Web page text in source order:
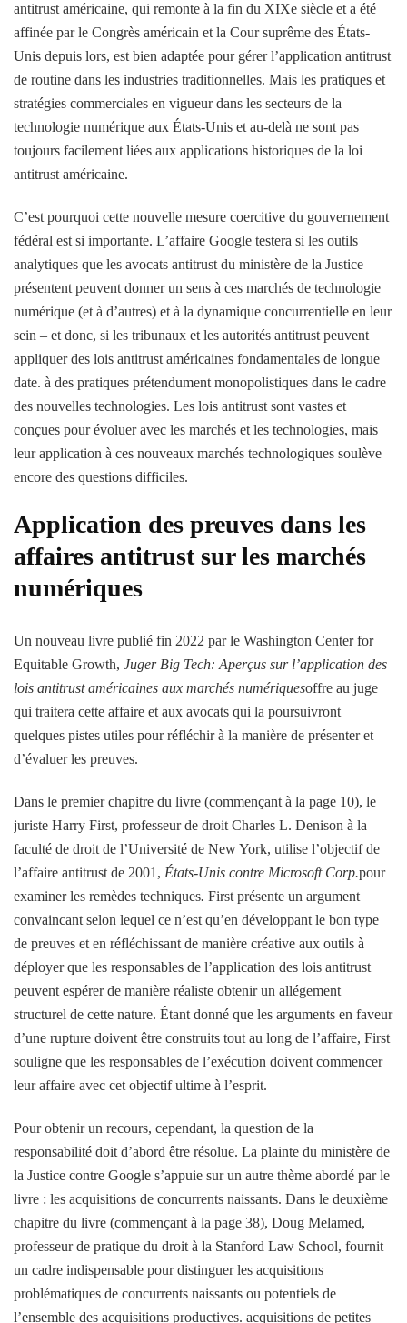
antitrust américaine, qui remonte à la fin du XIXe siècle et a été
affinée par le Congrès américain et la Cour suprême des États-
Unis depuis lors, est bien adaptée pour gérer l’application antitrust
de routine dans les industries traditionnelles. Mais les pratiques et
stratégies commerciales en vigueur dans les secteurs de la
technologie numérique aux États-Unis et au-delà ne sont pas
toujours facilement liées aux applications historiques de la loi
antitrust américaine.
C’est pourquoi cette nouvelle mesure coercitive du gouvernement
fédéral est si importante. L’affaire Google testera si les outils
analytiques que les avocats antitrust du ministère de la Justice
présentent peuvent donner un sens à ces marchés de technologie
numérique (et à d’autres) et à la dynamique concurrentielle en leur
sein – et donc, si les tribunaux et les autorités antitrust peuvent
appliquer des lois antitrust américaines fondamentales de longue
date. à des pratiques prétendument monopolistiques dans le cadre
des nouvelles technologies. Les lois antitrust sont vastes et
conçues pour évoluer avec les marchés et les technologies, mais
leur application à ces nouveaux marchés technologiques soulève
encore des questions difficiles.
Application des preuves dans les
affaires antitrust sur les marchés
numériques
Un nouveau livre publié fin 2022 par le Washington Center for
Equitable Growth, Juger Big Tech: Aperçus sur l’application des
lois antitrust américaines aux marchés numériquesoffre au juge
qui traitera cette affaire et aux avocats qui la poursuivront
quelques pistes utiles pour réfléchir à la manière de présenter et
d’évaluer les preuves.
Dans le premier chapitre du livre (commençant à la page 10), le
juriste Harry First, professeur de droit Charles L. Denison à la
faculté de droit de l’Université de New York, utilise l’objectif de
l’affaire antitrust de 2001, États-Unis contre Microsoft Corp.pour
examiner les remèdes techniques. First présente un argument
convaincant selon lequel ce n’est qu’en développant le bon type
de preuves et en réfléchissant de manière créative aux outils à
déployer que les responsables de l’application des lois antitrust
peuvent espérer de manière réaliste obtenir un allégement
structurel de cette nature. Étant donné que les arguments en faveur
d’une rupture doivent être construits tout au long de l’affaire, First
souligne que les responsables de l’exécution doivent commencer
leur affaire avec cet objectif ultime à l’esprit.
Pour obtenir un recours, cependant, la question de la
responsabilité doit d’abord être résolue. La plainte du ministère de
la Justice contre Google s’appuie sur un autre thème abordé par le
livre : les acquisitions de concurrents naissants. Dans le deuxième
chapitre du livre (commençant à la page 38), Doug Melamed,
professeur de pratique du droit à la Stanford Law School, fournit
un cadre indispensable pour distinguer les acquisitions
problématiques de concurrents naissants ou potentiels de
l’ensemble des acquisitions productives. acquisitions de petites